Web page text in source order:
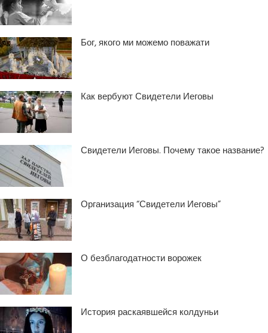
Бог, якого ми можемо поважати
Как вербуют Свидетели Иеговы
Свидетели Иеговы. Почему такое название?
Организация “Свидетели Иеговы”
О безблагодатности ворожек
История раскаявшейся колдуньи